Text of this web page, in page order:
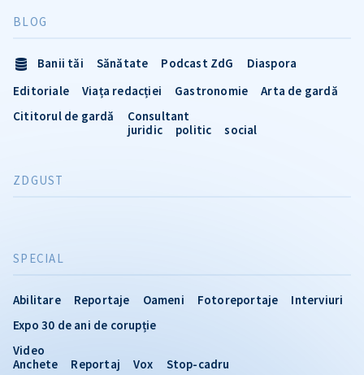
SPECIAL
Abilitare Reportaje Oameni Fotoreportaje
Interviuri
Expo 30 de ani de corupție
Video
Anchete
Reportaj Vox Stop-cadru
BLOG
Banii tăi Sănătate Podcast ZdG
Diaspora
Editoriale
Viața redacției Gastronomie
Arta de gardă
Cititorul de gardă
Consultant
juridic
politic social
ZDGUST